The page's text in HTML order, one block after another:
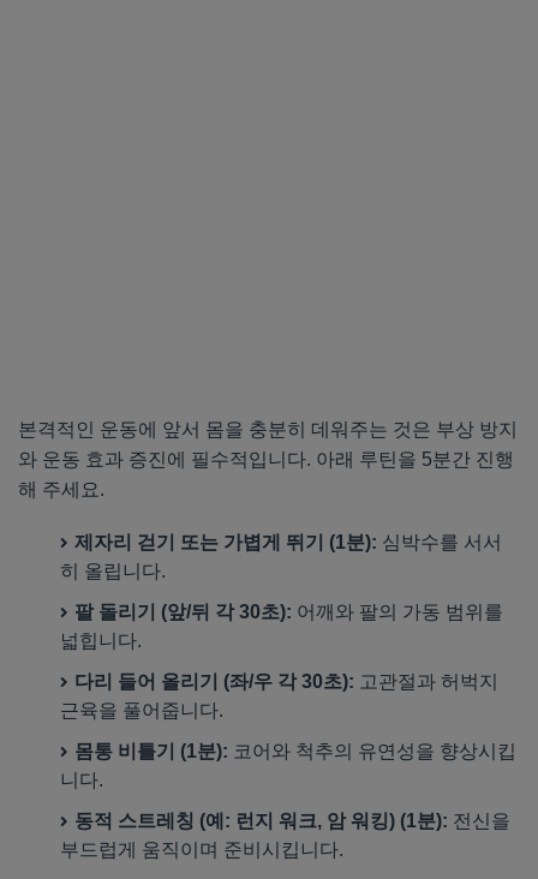
본격적인 운동에 앞서 몸을 충분히 데워주는 것은 부상 방지
와 운동 효과 증진에 필수적입니다. 아래 루틴을 5분간 진행
해 주세요.
제자리 걷기 또는 가볍게 뛰기 (1분): 심박수를 서서
히 올립니다.
팔 돌리기 (앞/뒤 각 30초): 어깨와 팔의 가동 범위를
넓힙니다.
다리 들어 올리기 (좌/우 각 30초): 고관절과 허벅지
근육을 풀어줍니다.
몸통 비틀기 (1분): 코어와 척추의 유연성을 향상시킵
니다.
동적 스트레칭 (예: 런지 워크, 암 워킹) (1분): 전신을
부드럽게 움직이며 준비시킵니다.